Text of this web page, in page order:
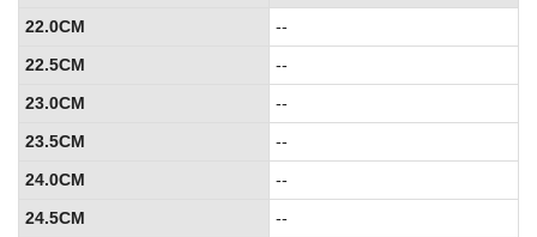
22.0CM
--
22.5CM
--
23.0CM
--
23.5CM
--
24.0CM
--
24.5CM
--